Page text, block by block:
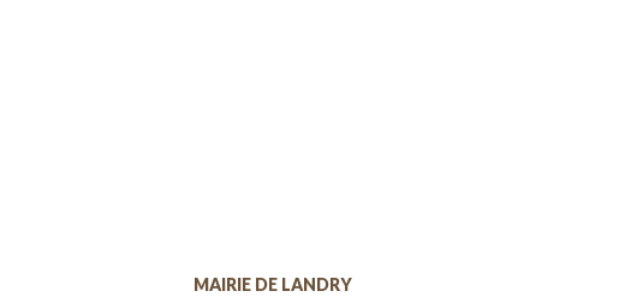
MAIRIE DE LANDRY